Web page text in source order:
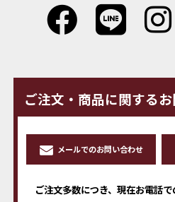
ご注文・商品に関する
メールでのお問い合わせ
ご注文多数につき、現在お電話